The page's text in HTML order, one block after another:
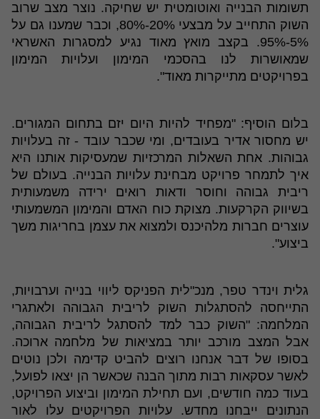
תשומות הבנייה ואוטומטית יש שחיקה. נוצר מצב שרוב
השוק התחייב על מבצעי 20%-80%, וכבר שמענו גם על
5%-95%. בקצב מואץ מאוד נגיע למסגרות האשראי
שמאושרות לנו בהסכמי המימון ועלויות המימון
בפרויקטים מתייקרות מאוד".
בלום הוסיף: "מפחיד להיות היום יזם בתחום המגורים.
יש מחסור אדיר בעובדים, ומי שכבר עובד - זה בעלויות
גבוהות. אחת השאלות המרכזיות שמעסיקות אותנו היא
איך לתמחר פרויקט מבחינת עלויות הבנייה. בעולם של
ריבית גבוהה וחוסר ודאות רואים ירידה משמעותית
בשיווק הקרקעות. מצוקת כוח האדם והמימון המשמעותי
עוצרים חברות מלהיכנס ולמצוא את עצמן בחריגות משך
ביצוע".
גלית וינדר טפר, מנכ"לית הפניקס ליווי בנייה וערבויות,
התייחסה להסתגלות השוק לריבית הגבוהה ולאתגרי
המלחמה: "השוק כבר למד להסתגל לריבית הגבוהה,
אבל המצב מורכב יותר במציאות של מלחמה ארוכה.
בסופו של דבר אנחנו רוצים להביט קדימה ולכן נוטים
לאשר עסקאות רבות מתוך הבנה שכאשר הן יצאו לפועל,
בעוד כמה חודשים, ועם תחילת המימון וביצוע הפרויקט,
הנתונים ייבחנו מחדש. עלויות הפרויקטים עלו לאור